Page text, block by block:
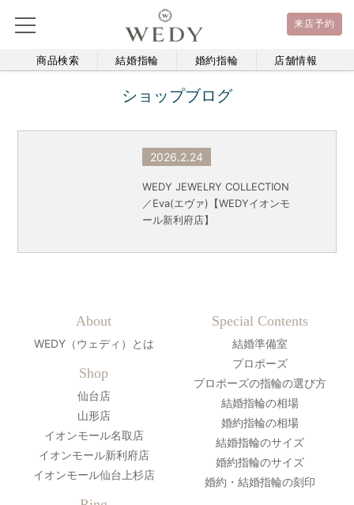
来店予約
商品検索 結婚指輪 婚約指輪 店舗情報
ショップブログ
2026.2.24
WEDY JEWELRY COLLECTION
／Eva(エヴァ)【WEDYイオンモ
ール新利府店】
About
WEDY（ウェディ）とは
Shop
仙台店
山形店
イオンモール名取店
イオンモール新利府店
イオンモール仙台上杉店
Special Contents
結婚準備室
プロポーズ
プロポーズの指輪の選び方
結婚指輪の相場
婚約指輪の相場
結婚指輪のサイズ
婚約指輪のサイズ
婚約・結婚指輪の刻印